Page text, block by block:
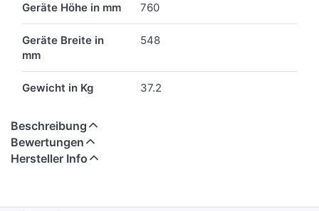
Geräte Höhe in mm 760
Geräte Breite in
mm
548
Gewicht in Kg 37.2
Beschreibung
Bewertungen
Hersteller Info